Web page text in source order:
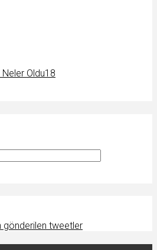
Oldu18
gönderilen tweetler